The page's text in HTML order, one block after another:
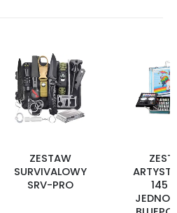
ZESTAW
SURVIVALOWY
SRV-PRO
145